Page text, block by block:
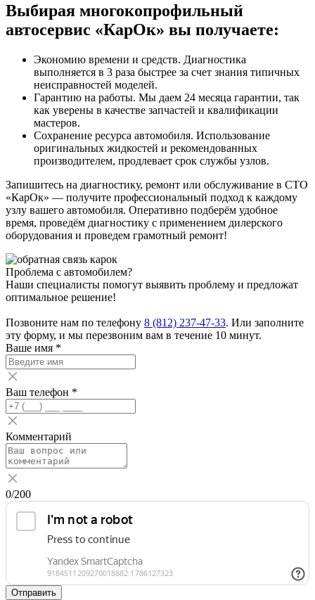
Выбирая многокопрофильный
автосервис «КарОк» вы получаете:
Экономию времени и средств. Диагностика
выполняется в 3 раза быстрее за счет знания типичных
неисправностей моделей.
Гарантию на работы. Мы даем 24 месяца гарантии, так
как уверены в качестве запчастей и квалификации
мастеров.
Сохранение ресурса автомобиля. Использование
оригинальных жидкостей и рекомендованных
производителем, продлевает срок службы узлов.
Запишитесь на диагностику, ремонт или обслуживание в СТО
«КарОк» — получите профессиональный подход к каждому
узлу вашего автомобиля. Оперативно подберём удобное
время, проведём диагностику с применением дилерского
оборудования и проведем грамотный ремонт!
Проблема с автомобилем?
Наши специалисты помогут выявить проблему и предложат
оптимальное решение!
Позвоните нам по телефону 8 (812) 237-47-33. Или заполните
эту форму, и мы перезвоним вам в течение 10 минут.
Ваше имя *
Ваш телефон *
Комментарий
0/200
Отправить